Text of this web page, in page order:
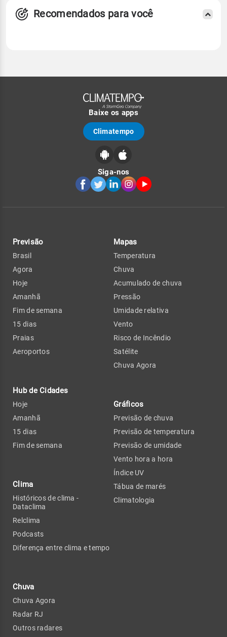
Recomendados para você
Baixe os apps
Climatempo
Siga-nos
Previsão
Brasil
Agora
Hoje
Amanhã
Fim de semana
15 dias
Praias
Aeroportos
Hub de Cidades
Hoje
Amanhã
15 dias
Fim de semana
Clima
Históricos de clima -
Dataclima
Relclima
Podcasts
Diferença entre clima e tempo
Chuva
Chuva Agora
Radar RJ
Outros radares
Mapas
Temperatura
Chuva
Acumulado de chuva
Pressão
Umidade relativa
Vento
Risco de Incêndio
Satélite
Chuva Agora
Gráficos
Previsão de chuva
Previsão de temperatura
Previsão de umidade
Vento hora a hora
Índice UV
Tábua de marés
Climatologia